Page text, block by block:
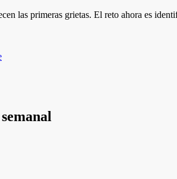
las primeras grietas. El reto ahora es